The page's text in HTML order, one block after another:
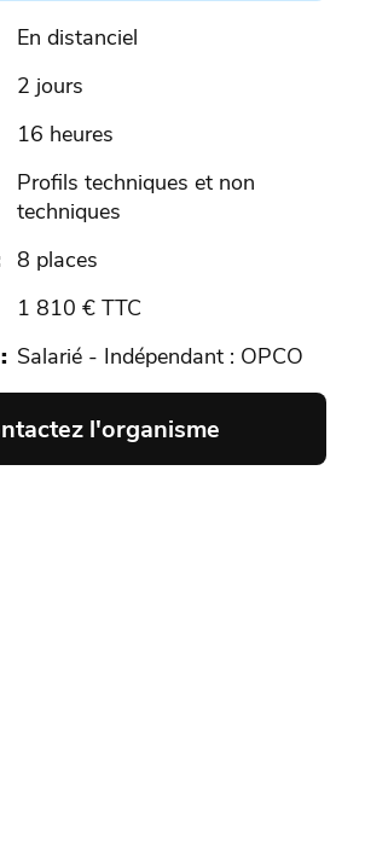
En distanciel
2 jours
16 heures
Profils techniques et non
techniques
8 places
1 810 € TTC
Salarié - Indépendant : OPCO
l'organisme